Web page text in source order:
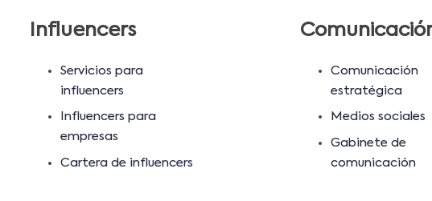
Influencers
Servicios para
influencers
Influencers para
empresas
Cartera de influencers
Comunicación
estratégica
Medios sociales
Gabinete de
comunicación